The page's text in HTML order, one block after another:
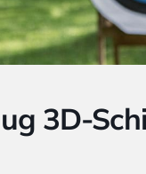
3D-